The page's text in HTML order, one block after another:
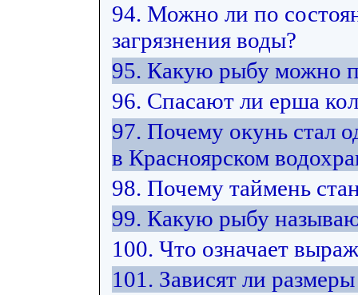
94. Можно ли по
загрязнения воды?
95. Какую рыбу можно
96. Спасают ли ерша
97. Почему окунь стал
в Красноярском
98. Почему таймень
99. Какую рыбу
100. Что означает
101. Зависят ли